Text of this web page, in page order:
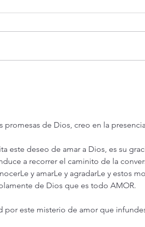
promesas de Dios, creo en la
este deseo de amar a Dios, es su
a recorrer el caminito de la
y amarLe y agradarLe y estos
de Dios que es todo AMOR.
por este misterio de amor que